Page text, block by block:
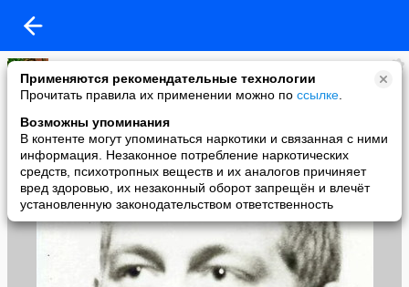
Применяются рекомендательные технологии
Прочитать правила их применении можно по ссылке
Возможны упоминания
В контенте могут упоминаться наркотики и связанная с ними
информация. Незаконное потребление наркотических
средств, психотропных веществ и их аналогов причиняет
вред здоровью, их незаконный оборот запрещён и влечёт
установленную законодательством ответственность
Roman 72
added a photo
18 Jul в 14:43